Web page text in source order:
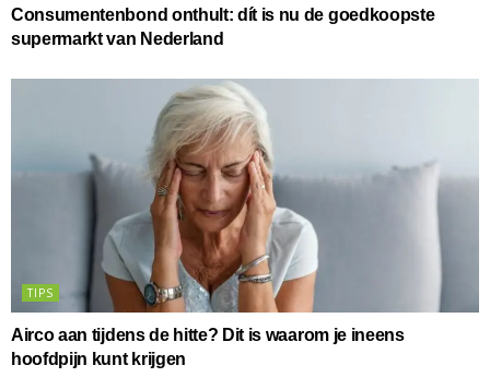
Consumentenbond onthult: dít is nu de goedkoopste
supermarkt van Nederland
TIPS
Airco aan tijdens de hitte? Dit is waarom je ineens
hoofdpijn kunt krijgen